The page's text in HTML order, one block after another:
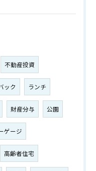
不動産投資
ック ランチ
財産分与 公園
ゲージ
高齢者住宅